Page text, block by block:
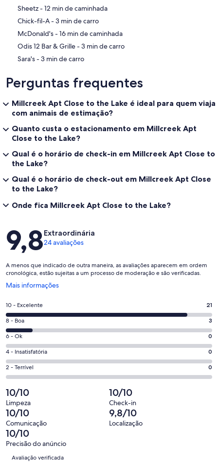
‪Sheetz - ‬12 min de caminhada
‪Chick-fil-A - ‬3 min de carro
‪McDonald's - ‬16 min de caminhada
‪Odis 12 Bar & Grille - ‬3 min de carro
‪Sara's - ‬3 min de carro
Perguntas frequentes
Millcreek Apt Close to the Lake é ideal para quem viaja
com animais de estimação?
Quanto custa o estacionamento em Millcreek Apt
Close to the Lake?
Qual é o horário de check-in em Millcreek Apt Close to
the Lake?
Qual é o horário de check-out em Millcreek Apt Close
to the Lake?
Onde fica Millcreek Apt Close to the Lake?
Avaliações
9,8Extraordinária
24 avaliações
A menos que indicado de outra maneira, as avaliações aparecem em ordem
cronológica, estão sujeitas a um processo de moderação e são verificadas.
Mais informações
Abre
uma
nova
janela
Nota
10
-
Excelente.
21
de
24
avaliações
10 - Excelente 21
Nota
8
-
Boa.
3
de
avaliações
8 - Boa 3
Nota
6
-
Ok.
0
de
24
avaliações
6 - Ok 0
Nota
4
-
0
de
24
avaliações
4 - Insatisfatória 0
Nota
2
-
Terrível.
0
de
24
avaliações
2 - Terrível 0
10/10
Limpeza
10/10
Check-in
10/10
Comunicação
9,8/10
Localização
10/10
Precisão do anúncio
Avaliações
Avaliação verificada